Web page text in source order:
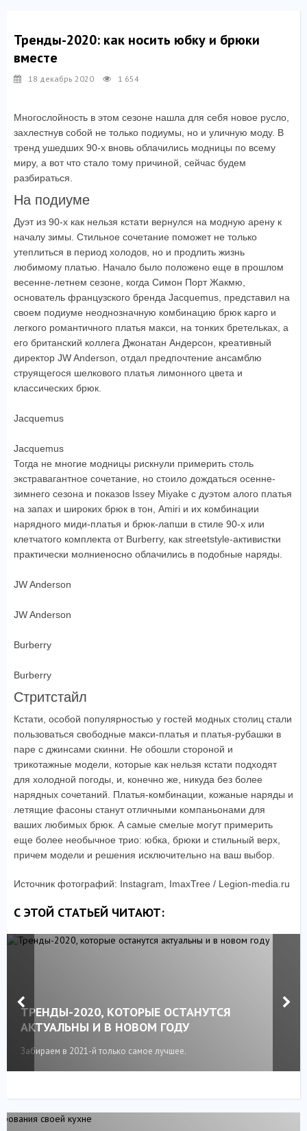
Тренды-2020: как носить юбку и брюки
вместе
18 декабрь 2020 1 654
Многослойность в этом сезоне нашла для себя новое русло,
захлестнув собой не только подиумы, но и уличную моду. В
тренд ушедших 90-х вновь облачились модницы по всему
миру, а вот что стало тому причиной, сейчас будем
разбираться.
На подиуме
Дуэт из 90-х как нельзя кстати вернулся на модную арену к
началу зимы. Стильное сочетание поможет не только
утеплиться в период холодов, но и продлить жизнь
любимому платью. Начало было положено еще в прошлом
весенне-летнем сезоне, когда Симон Порт Жакмю,
основатель французского бренда Jacquemus, представил на
своем подиуме неоднозначную комбинацию брюк карго и
легкого романтичного платья макси, на тонких бретельках, а
его британский коллега Джонатан Андерсон, креативный
директор JW Anderson, отдал предпочтение ансамблю
струящегося шелкового платья лимонного цвета и
классических брюк.
Jacquemus
Jacquemus
Тогда не многие модницы рискнули примерить столь
экстравагантное сочетание, но стоило дождаться осенне-
зимнего сезона и показов Issey Miyake с дуэтом алого платья
на запах и широких брюк в тон, Amiri и их комбинации
нарядного миди-платья и брюк-лапши в стиле 90-х или
клетчатого комплекта от Burberry, как streetstyle-активистки
практически молниеносно облачились в подобные наряды.
JW Anderson
JW Anderson
Burberry
Burberry
Стритстайл
Кстати, особой популярностью у гостей модных столиц стали
пользоваться свободные макси-платья и платья-рубашки в
паре с джинсами скинни. Не обошли стороной и
трикотажные модели, которые как нельзя кстати подходят
для холодной погоды, и, конечно же, никуда без более
нарядных сочетаний. Платья-комбинации, кожаные наряды и
летящие фасоны станут отличными компаньонами для
ваших любимых брюк. А самые смелые могут примерить
еще более необычное трио: юбка, брюки и стильный верх,
причем модели и решения исключительно на ваш выбор.
Источник фотографий: Instagram, ImaxTree / Legion-media.ru
С ЭТОЙ СТАТЬЕЙ ЧИТАЮТ:
ТРЕНДЫ-2020, КОТОРЫЕ ОСТАНУТСЯ
АКТУАЛЬНЫ И В НОВОМ ГОДУ
Забираем в 2021-й только самое лучшее.